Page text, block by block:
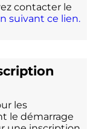
contacter le
suivant ce lien.
les
le démarrage